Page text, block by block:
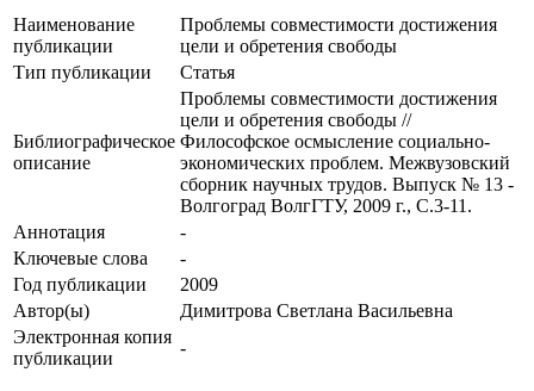
Наименование
публикации
Проблемы совместимости достижения
цели и обретения свободы
Тип публикации
Статья
Библиографическое
описание
Проблемы совместимости достижения
цели и обретения свободы //
Философское осмысление социально-
экономических проблем. Межвузовский
сборник научных трудов. Выпуск № 13 -
Волгоград ВолгГТУ, 2009 г., С.3-11.
Аннотация
-
Ключевые cлова
-
Год публикации
2009
Автор(ы)
Димитрова Светлана Васильевна
Электронная копия
публикации
-